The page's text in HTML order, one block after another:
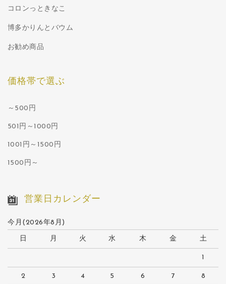
コロンっときなこ
博多かりんとバウム
お勧め商品
価格帯で選ぶ
～500円
501円～1000円
1001円～1500円
1500円～
営業日カレンダー
今月(2026年8月)
日 月 火 水 木 金 土
1
2 3 4 5 6 7 8